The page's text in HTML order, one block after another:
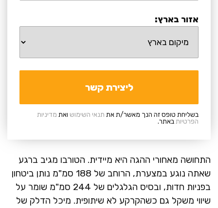
אזור בארץ:
בשליחת טופס זה הנך מאשר/ת את תנאי השימוש ואת מדיניות
הפרטיותבאתר.
התחושה מאחורי ההגה היא מיידית. הטורבו מגיב ברגע
שאתה נוגע במצערת, הרוחב של 188 סמ"מ נותן ביטחון
בפניות חדות, ובסיס הגלגלים של 244 סמ"מ שומר על
שיווי משקל גם כשהקרקע לא שיתופית. מיכל הדלק של